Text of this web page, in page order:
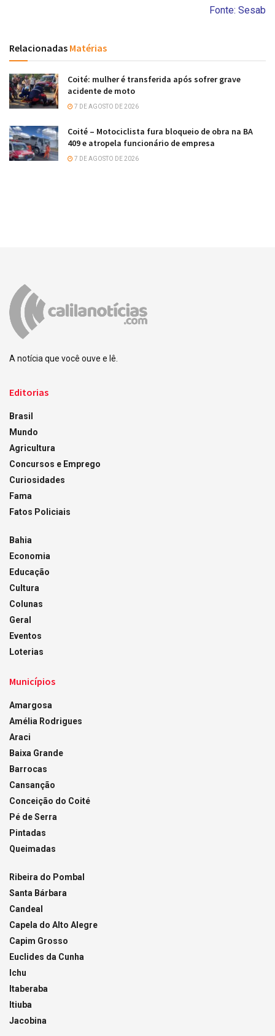
Fonte: Sesab
Relacionadas Matérias
Coité: mulher é transferida após sofrer grave
acidente de moto
7 DE AGOSTO DE 2026
Coité – Motociclista fura bloqueio de obra na BA
409 e atropela funcionário de empresa
7 DE AGOSTO DE 2026
A notícia que você ouve e lê.
Editorias
Brasil
Mundo
Agricultura
Concursos e Emprego
Curiosidades
Fama
Fatos Policiais
Bahia
Economia
Educação
Cultura
Colunas
Geral
Eventos
Loterias
Municípios
Amargosa
Amélia Rodrigues
Araci
Baixa Grande
Barrocas
Cansanção
Conceição do Coité
Pé de Serra
Pintadas
Queimadas
Ribeira do Pombal
Santa Bárbara
Candeal
Capela do Alto Alegre
Capim Grosso
Euclides da Cunha
Ichu
Itaberaba
Itiuba
Jacobina